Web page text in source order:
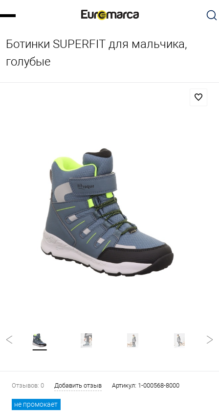
Ботинки SUPERFIT для мальчика,
голубые
Отзывов: 0 Добавить отзыв Артикул: 1-000568-8000
не промокает